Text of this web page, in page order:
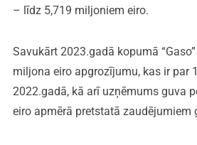
– līdz 5,719 miljoniem eiro.
Savukārt 2023.gadā kopumā
miljona eiro apgrozījumu, kas ir par
2022.gadā, kā arī uzņēmums guva
eiro apmērā pretstatā zaudējumiem